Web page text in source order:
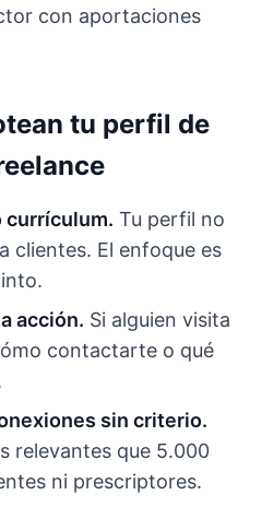
con aportaciones
tu perfil de
currículum. Tu perfil no
clientes. El enfoque es
acción. Si alguien visita
contactarte o qué
sin criterio.
relevantes que 5.000
ni prescriptores.